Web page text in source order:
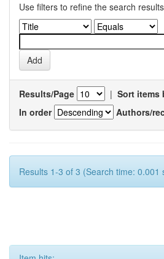
Use filters to refine the search
Results/Page | Sort items
In order
Authors/
Results 1-3 of 3 (Search time: 0.001